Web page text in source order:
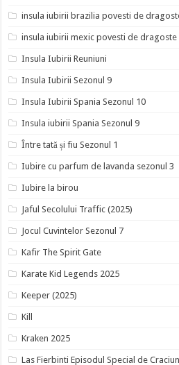
insula iubirii brazilia povesti de
insula iubirii mexic povesti de dragoste
Insula Iubirii Reuniuni
Insula Iubirii Sezonul 9
Insula Iubirii Spania Sezonul 10
Insula iubirii Spania Sezonul 9
Între tată și fiu Sezonul 1
Iubire cu parfum de lavanda sezonul 3
Iubire la birou
Jaful Secolului Traffic (2025)
Jocul Cuvintelor Sezonul 7
Kafir The Spirit Gate
Karate Kid Legends 2025
Keeper (2025)
Kill
Kraken 2025
Las Fierbinti Episodul Special de